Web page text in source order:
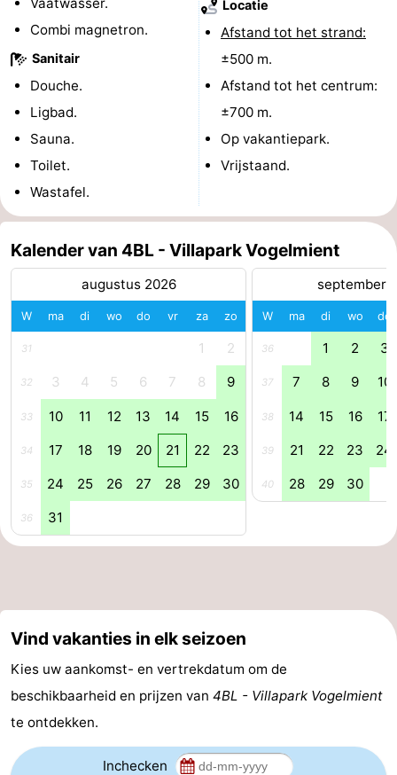
Nieuws
Medische
adressen
Regio
-
Ameland
-
Terschelling
Vlieland
Noord-
Holland
Duinen
aan
Zee
Bergen
Alkmaar
-
aan
Zee
Noordhollands
duinreservaat
-
Wijk
Zee
-
Zuid-
Amsterdam
Combi magnetron.
Sanitair
Douche.
Ligbad.
Sauna.
Toilet.
Wastafel.
Locatie
Afstand tot het strand:
±500 m.
Afstand tot het centrum:
±700 m.
Op vakantiepark.
Vrijstaand.
Kalender van 4BL - Villapark Vogelmient
augustus 2026
W ma di wo do vr za zo
31 1 2
32 3 4 5 6 7 8 9
33 10 11 12 13 14 15 16
34 17 18 19 20 21 22 23
35 24 25 26 27 28 29 30
36 31
september
W ma di wo do
36 1 2 3
37 7 8 9 10
38 14 15 16 17
39 21 22 23 24
40 28 29 30
Vind vakanties in elk seizoen
Kies uw aankomst- en vertrekdatum om de
beschikbaarheid en prijzen van 4BL - Villapark Vogelmient
te ontdekken.
Inchecken